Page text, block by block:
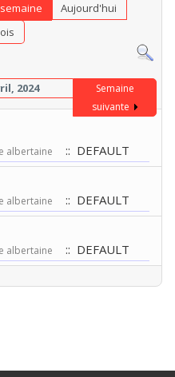
Aujourd'hui
2024
Semaine
suivante
albertaine
:: DEFAULT
albertaine
:: DEFAULT
albertaine
:: DEFAULT